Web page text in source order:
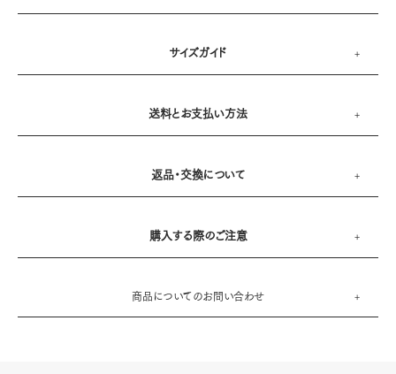
サイズガイド
送料とお支払い方法
返品・交換について
購入する際のご注意
商品についてのお問い合わせ